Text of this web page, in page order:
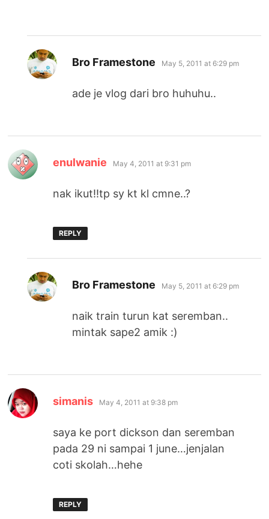
Bro Framestone says:
May 5, 2011 at 6:29 pm
ade je vlog dari bro huhuhu..
enulwanie says:
May 4, 2011 at 9:31 pm
nak ikut!!tp sy kt kl cmne..?
REPLY
Bro Framestone says:
May 5, 2011 at 6:29 pm
naik train turun kat seremban..
mintak sape2 amik :)
simanis says:
May 4, 2011 at 9:38 pm
saya ke port dickson dan seremban
pada 29 ni sampai 1 june…jenjalan
coti skolah…hehe
REPLY